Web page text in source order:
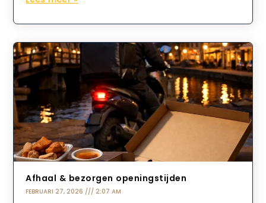
Afhaal & bezorgen openingstijden
FEBRUARI 27, 2026 2:07 AM